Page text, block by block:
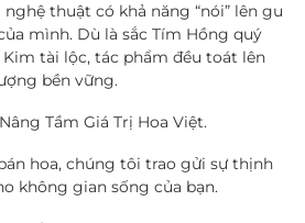
thuật có khả năng “nói” lên gu
mình. Dù là sắc Tím Hồng quý
Kim tài lộc, tác phẩm đều toát lên
bền vững.
Tầm Giá Trị Hoa Việt.
hoa, chúng tôi trao gửi sự thịnh
không gian sống của bạn.